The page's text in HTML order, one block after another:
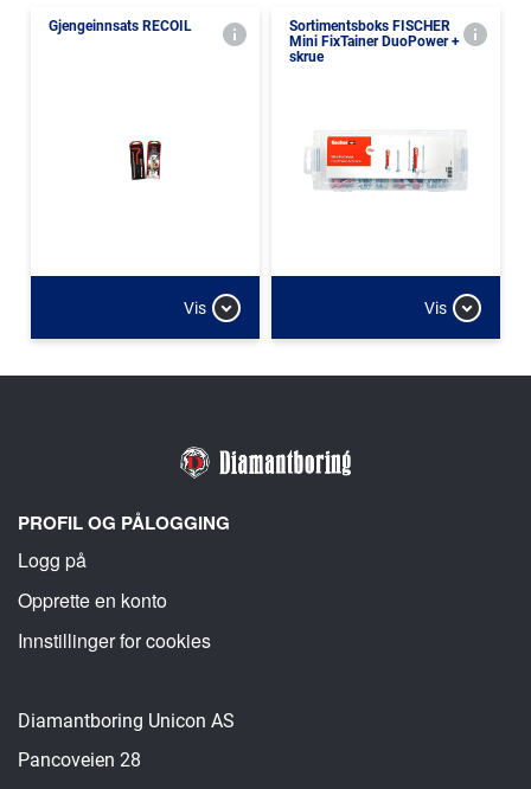
Gjengeinnsats RECOIL
Vis
Sortimentsboks FISCHER
Mini FixTainer DuoPower +
skrue
Vis
PROFIL OG PÅLOGGING
Logg på
Opprette en konto
Innstillinger for cookies
Diamantboring Unicon AS
Pancoveien 28